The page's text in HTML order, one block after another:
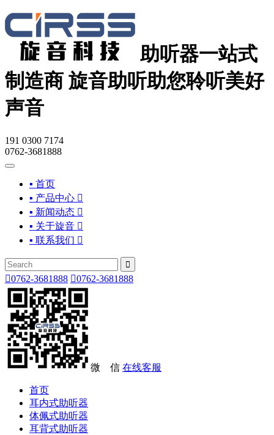
助听器一站式
制造商 旋音助听助您聆听美好
声音
191 0300 7174
0762-3681888
▪ 首页
▪ 产品中心 
▪ 新闻动态 
▪ 关于旋音 
▪ 联系我们 

0762-3681888 0762-3681888
微 信 在线客服
首页
耳内式助听器
体佩式助听器
耳背式助听器